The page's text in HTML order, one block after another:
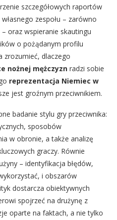
szczegółowych raportów
zespołu – zarówno
oraz wspieranie skautingu
o pożądanym profilu
zrozumieć, dlaczego
nożnej mężczyzn radzi sobie
reprezentacja Niemiec w
jest groźnym przeciwnikiem.
badanie stylu gry przeciwnika:
sposobów
w obronie, a także analizę
graczy. Równie
– identyfikacja błędów,
i obszarów
dostarcza obiektywnych
spojrzeć na drużynę z
oparte na faktach, a nie tylko